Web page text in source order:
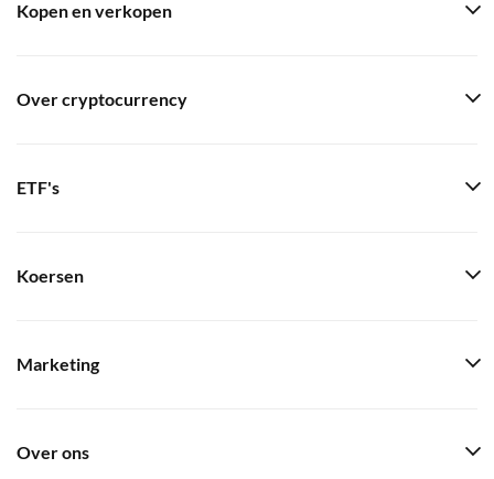
Kopen en verkopen
Over cryptocurrency
ETF's
Koersen
Marketing
Over ons